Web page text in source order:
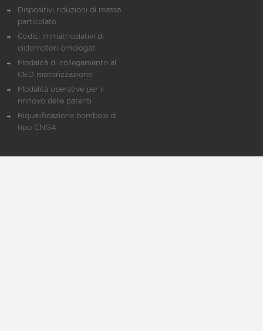
Dispositivi riduzioni di massa
particolato
Codici immatricolativi di
ciclomotori omologati
Modalità di collegamento al
CED motorizzazione
Modalità operative per il
rinnovo delle patenti
Riqualificazione bombole di
tipo CNG4